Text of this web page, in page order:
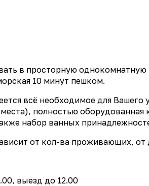
в просторную однокомнатную
10 минут пешком.
всё необходимое для
полностью
набор ванных
от кол-ва проживающих,
выезд до 12.00